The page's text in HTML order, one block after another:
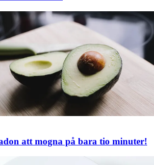
att mogna på bara tio minuter!